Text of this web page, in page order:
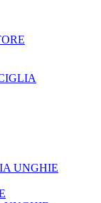
UNGHIE